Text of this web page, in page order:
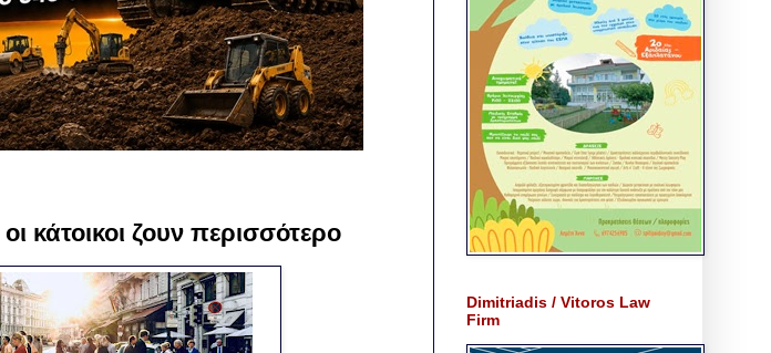
κάτοικοι ζουν περισσότερο
Dimitriadis / Vitoros Law
Firm